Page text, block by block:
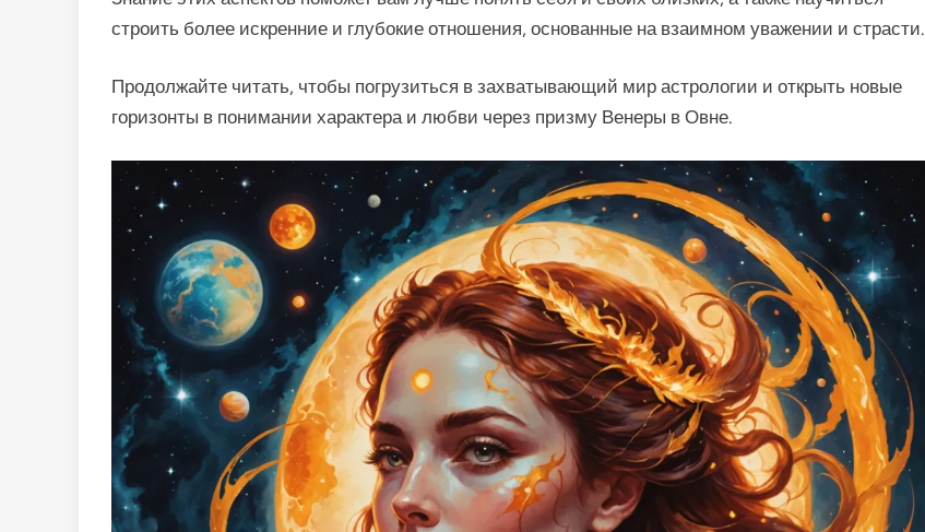
строить более искренние и глубокие отношения, основанные на взаимном уважении и страсти.
Продолжайте читать, чтобы погрузиться в захватывающий мир астрологии и открыть новые
горизонты в понимании характера и любви через призму Венеры в Овне.